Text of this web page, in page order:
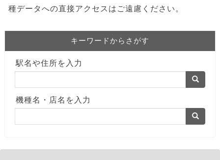
種データへの直接アクセスはご遠慮ください。
キーワードからさがす
駅名や住所を入力
機種名・店名を入力